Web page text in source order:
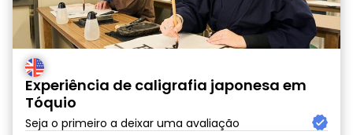
Experiência de caligrafia japonesa em
Tóquio
Seja o primeiro a deixar uma avaliação